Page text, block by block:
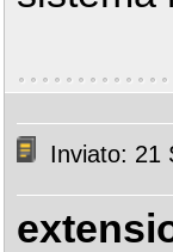
Inviato: 21